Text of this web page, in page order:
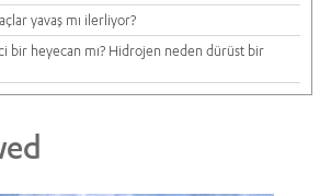
yavaş mı ilerliyor?
bir heyecan mı? Hidrojen neden dürüst bir